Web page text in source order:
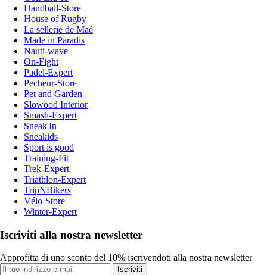
Handball-Store
House of Rugby
La sellerie de Maé
Made in Paradis
Nauti-wave
On-Fight
Padel-Expert
Pecheur-Store
Pet and Garden
Slowood Interior
Smash-Expert
Sneak'In
Sneakids
Sport is good
Training-Fit
Trek-Expert
Triathlon-Expert
TripNBikers
Vélo-Store
Winter-Expert
Iscriviti alla nostra newsletter
Approfitta di uno sconto del 10% iscrivendoti alla nostra newsletter
Iscriviti